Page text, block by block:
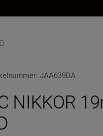
:JAA639DA
NIKKOR